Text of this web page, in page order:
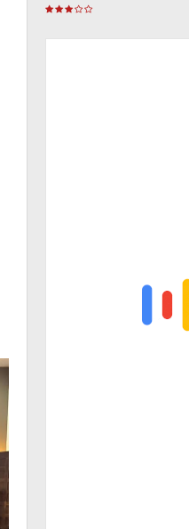
Kesehatan Warga Binaan